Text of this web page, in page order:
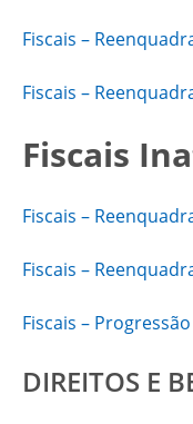
Fiscais –
Fiscais –
Fiscais
Fiscais –
Fiscais –
Fiscais –
DIREITOS E